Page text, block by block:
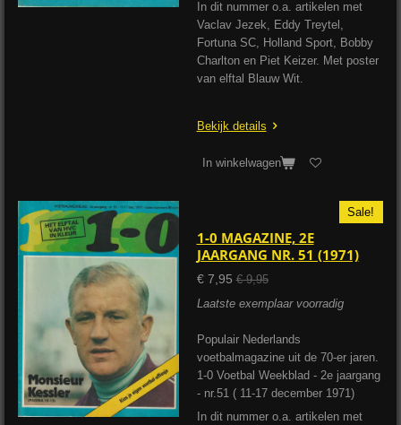
In dit nummer o.a. artikelen met
Vaclav Jezek, Eddy Treytel,
Fortuna SC, Holland Sport, Bobby
Charlton en Piet Keizer. Met poster
van elftal Blauw Wit.
Bekijk details
In winkelwagen
Sale!
1-0 MAGAZINE, 2E
JAARGANG NR. 51 (1971)
€ 7,95 € 9,95
Laatste exemplaar voorradig
Populair Nederlands
voetbalmagazine uit de 70-er jaren.
1-0 Voetbal Weekblad - 2e jaargang
- nr.51 ( 11-17 december 1971)
In dit nummer o.a. artikelen met